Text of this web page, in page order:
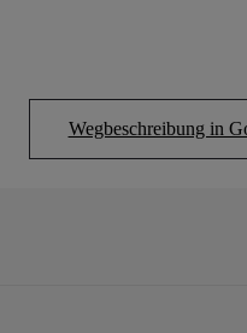
Wegbeschreibung in